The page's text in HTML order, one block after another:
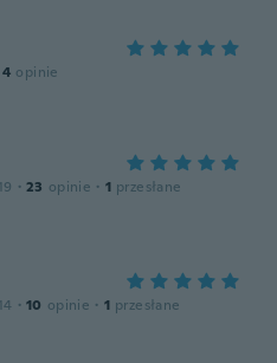
4 opinie
· 23 opinie · 1 przesłane
· 10 opinie · 1 przesłane